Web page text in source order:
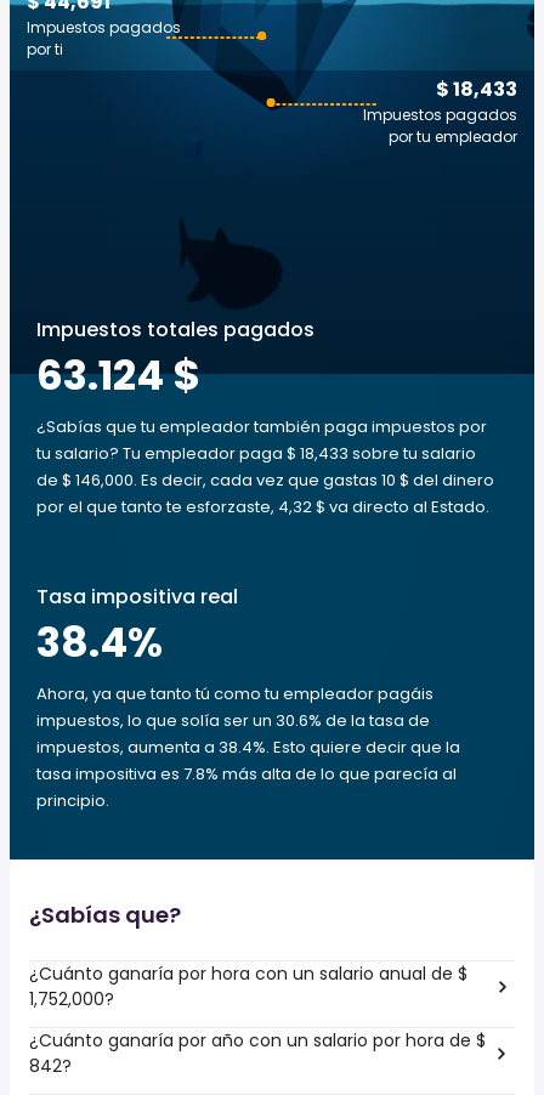
$ 18,433
Impuestos pagados
por tu empleador
Impuestos pagados
por ti
Impuestos totales pagados
63.124 $
¿Sabías que tu empleador también paga impuestos por
tu salario? Tu empleador paga $ 18,433 sobre tu salario
de $ 146,000. Es decir, cada vez que gastas 10 $ del dinero
por el que tanto te esforzaste, 4,32 $ va directo al Estado.
Tasa impositiva real
38.4%
Ahora, ya que tanto tú como tu empleador pagáis
impuestos, lo que solía ser un 30.6% de la tasa de
impuestos, aumenta a 38.4%. Esto quiere decir que la
tasa impositiva es 7.8% más alta de lo que parecía al
principio.
¿Sabías que?
¿Cuánto ganaría por hora con un salario anual de $
1,752,000?
¿Cuánto ganaría por año con un salario por hora de $
842?